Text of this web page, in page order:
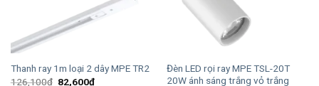
Thanh ray 1m loại 2 dây MPE TR2
126,100₫ Giá
82,600₫Giá
Đèn LED rọi ray MPE TSL-20T
20W ánh sáng trắng vỏ trắng